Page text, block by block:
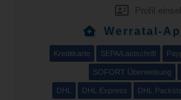
Profil
Werratal-
Kreditkarte SEPA/Lastschrift
SOFORT Überweisung
DHL DHL Express DHL